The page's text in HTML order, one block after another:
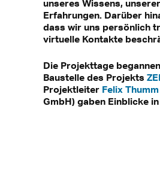
unseres Wissens,
Erfahrungen. Darüber
dass wir uns persönlich
virtuelle Kontakte
Die Projekttage
Baustelle des Projekts
Projektleiter Felix Thumm
GmbH) gaben Einblicke